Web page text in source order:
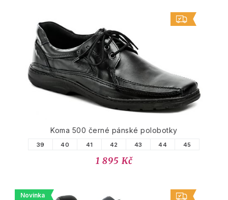
Koma 500 černé pánské polobotky
39 40 41 42 43 44 45
1 895 Kč
Novinka